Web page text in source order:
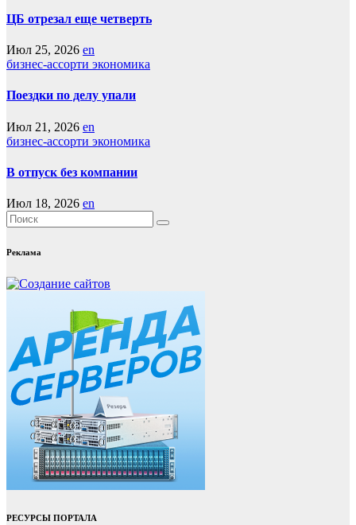
ЦБ отрезал еще четверть
Июл 25, 2026 en
бизнес-ассорти экономика
Поездки по делу упали
Июл 21, 2026 en
бизнес-ассорти экономика
В отпуск без компании
Июл 18, 2026 en
Реклама
РЕСУРСЫ ПОРТАЛА